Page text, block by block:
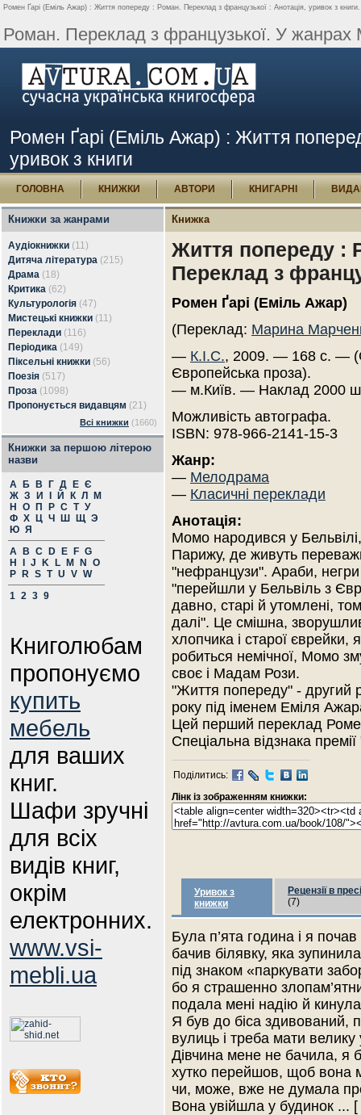
Ромен Ґарі (Еміль Ажар) : Життя попереду : Роман. Переклад з французької : Анотація, уривок з книги.
Роман. Переклад з французької. У
Ромен Ґарі (Еміль Ажар) : Життя
уривок з книги
ГОЛОВНА КНИЖКИ АВТОРИ КНИГАРНІ
Книжки за жанрами
Аудіокнижки (11)
Дитяча література (215)
Драма (18)
Критика (62)
Культурологія (47)
Мистецькі книжки (11)
Переклади (116)
Періодика (149)
Піксельні книжки (56)
Поезія (517)
Проза (1098)
Пропонується видавцям (21)
Всі книжки (1660)
Книжки за першою літерою
назви
А Б В Г Д Е Є
Ж З И Й К Л
М
Н
О П Р С Т У
Ф Х Ц Ч Ш Щ Э
Ю Я
A
B C D E F G
H
J K L M N
O
P
R S T U V W
1 2 3 9
Книголюбам
пропонуємо
купить
мебель
для ваших
книг.
Шафи зручні
для всіх
видів книг,
окрім
електронних.
www.vsi-
mebli.ua
Книжка
Життя попереду :
Переклад з
Ромен Ґарі (Еміль Ажар)
(Переклад: Марина
— К.І.С., 2009. — 168 с. —
Європейська проза).
— м.Київ. — Наклад 2000
Можливість автографа.
ISBN: 978-966-2141-15-3
Жанр:
— Мелодрама
— Класичні переклади
Анотація:
Момо народився у Бельвілі,
Парижу, де живуть
"нефранцузи". Араби, негри
"перейшли у Бельвіль з
давно, старі й утомлені,
далі". Це смішна,
хлопчика і старої єврейки,
робиться немічної, Момо
своє і Мадам Рози.
"Життя попереду" - другий
року під іменем Еміля
Цей перший переклад
Спеціальна відзнака
Поділитись:
Лінк із зображенням книжки:
Уривок з
книжки
Рецензії в пресі
(7)
Була п’ята година і я
бачив білявку, яка
під знаком «паркувати
бо я страшенно
подала мені надію й
Я був до біса здивований,
вулиць і треба мати велику
Дівчина мене не бачила, я
хутко перейшов, щоб вона
чи, може, вже не думала
Вона увійшла у будинок ... [